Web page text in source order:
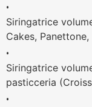
•
Siringatrice
Cakes,
•
Siringatrice
pasticceria
•